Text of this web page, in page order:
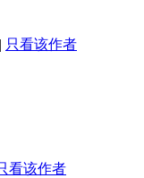
| 只看该作者
看该作者